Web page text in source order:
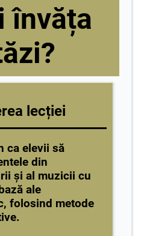
învăța
lecției
elevii să
din
și al muzicii cu
ale
folosind metode